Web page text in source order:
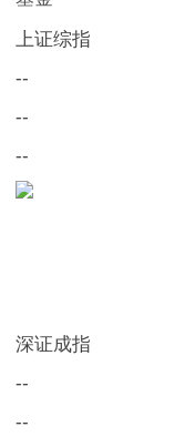
上证综指
--
--
--
深证成指
--
--